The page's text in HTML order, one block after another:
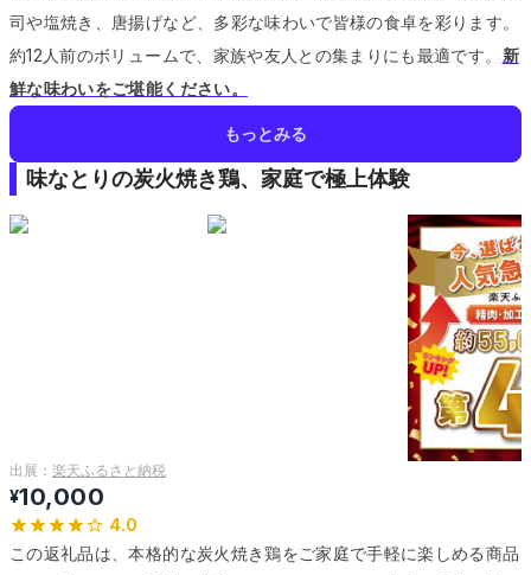
司や塩焼き、唐揚げなど、多彩な味わいで皆様の食卓を彩ります。
約12人前のボリュームで、家族や友人との集まりにも最適です。 新
鮮な味わいをご堪能ください。
もっとみる
味なとりの炭火焼き鶏、家庭で極上体験
出展： 楽天ふるさと納税
¥10,000
4.0
この返礼品は、本格的な炭火焼き鶏をご家庭で手軽に楽しめる商品